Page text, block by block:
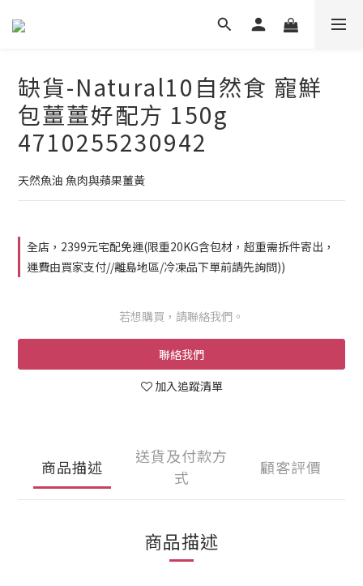
缺貨-Natural10自然食 寵鮮
包薑薑好配方 150g
4710255230942
天然魚油 魚肉與蘋果薑黃
全店，2399元宅配免運(限重20KG含包材，超重需拆件寄出，
運費由買家支付//離島地區/冷凍品下單前請先詢問))
若想購買，請聯絡我們。
聯絡我們
加入追蹤清單
商品描述
送貨及付款方
式
顧客評價
商品描述